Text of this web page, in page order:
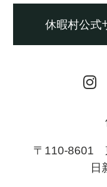
休暇村公式
〒110-8601
日